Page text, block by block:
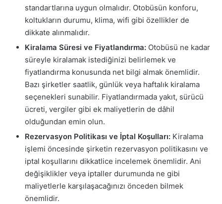
standartlarına uygun olmalıdır. Otobüsün konforu,
koltukların durumu, klima, wifi gibi özellikler de
dikkate alınmalıdır.
Kiralama Süresi ve Fiyatlandırma: Otobüsü ne kadar
süreyle kiralamak istediğinizi belirlemek ve
fiyatlandırma konusunda net bilgi almak önemlidir.
Bazı şirketler saatlik, günlük veya haftalık kiralama
seçenekleri sunabilir. Fiyatlandırmada yakıt, sürücü
ücreti, vergiler gibi ek maliyetlerin de dâhil
olduğundan emin olun.
Rezervasyon Politikası ve İptal Koşulları: Kiralama
işlemi öncesinde şirketin rezervasyon politikasını ve
iptal koşullarını dikkatlice incelemek önemlidir. Ani
değişiklikler veya iptaller durumunda ne gibi
maliyetlerle karşılaşacağınızı önceden bilmek
önemlidir.